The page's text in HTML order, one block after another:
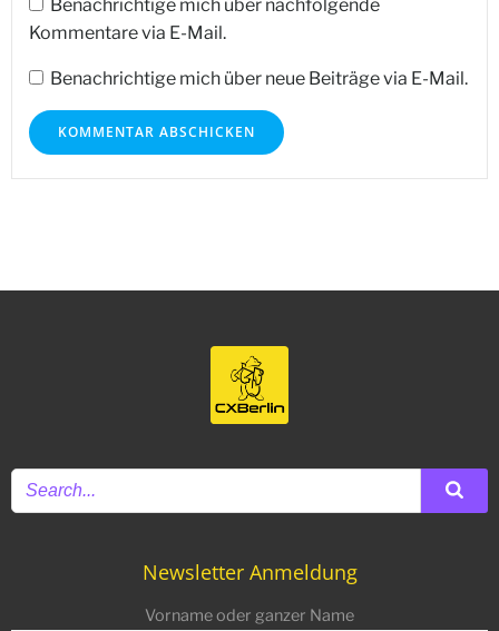
Benachrichtige mich über nachfolgende
Kommentare via E-Mail.
Benachrichtige mich über neue Beiträge via E-Mail.
Newsletter Anmeldung
Vorname oder ganzer Name